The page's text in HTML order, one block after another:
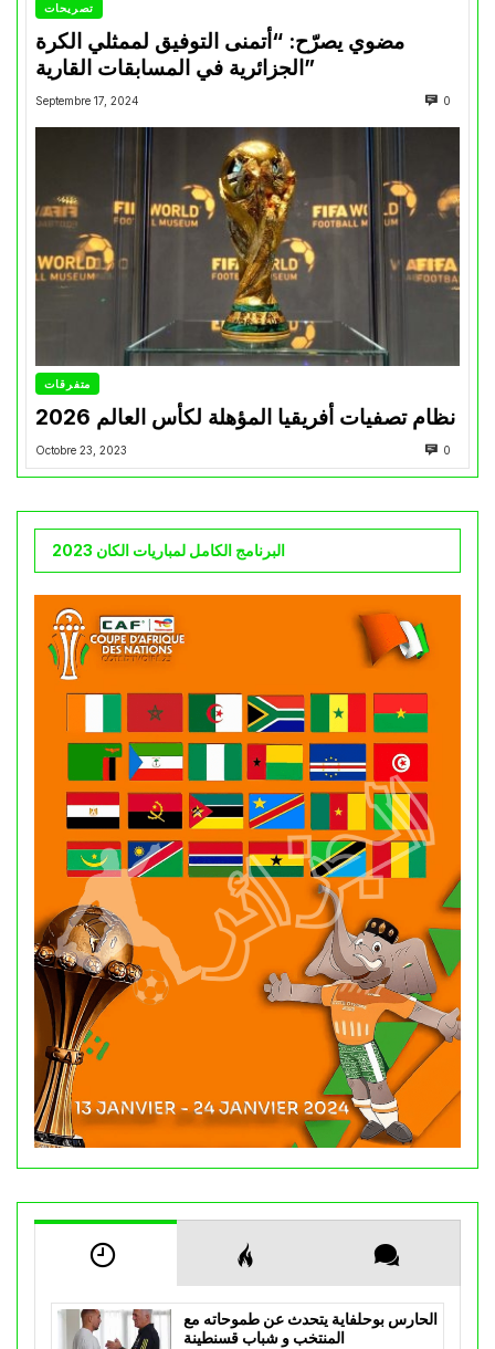
تصريحات
مضوي يصرّح: “أتمنى التوفيق لممثلي الكرة
الجزائرية في المسابقات القارية”
Septembre 17, 2024 0
متفرقات
نظام تصفيات أفريقيا المؤهلة لكأس العالم 2026
Octobre 23, 2023 0
البرنامج الكامل لمباريات الكان 2023
الحارس بوحلفاية يتحدث عن طموحاته مع
المنتخب و شباب قسنطينة